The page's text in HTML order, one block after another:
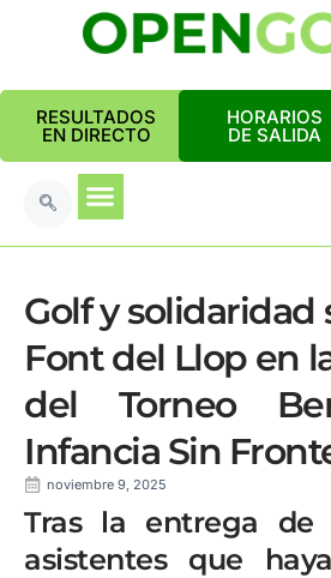
RESULTADOS
EN DIRECTO
HORARIOS
DE SALIDA
Golf y solidaridad
Font del Llop en
del Torneo
Infancia Sin
noviembre 9, 2025
Tras la entrega de
asistentes que